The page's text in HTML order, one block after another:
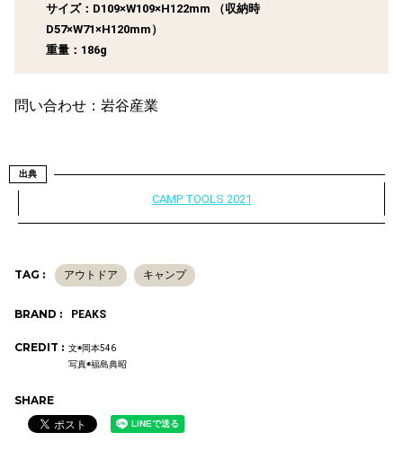
サイズ：D109×W109×H122mm （収納時
D57×W71×H120mm）
重量：186g
問い合わせ：岩谷産業
出典
CAMP TOOLS 2021
TAG : アウトドア キャンプ
BRAND : PEAKS
CREDIT : 文◉岡本546
写真◉福島典昭
SHARE